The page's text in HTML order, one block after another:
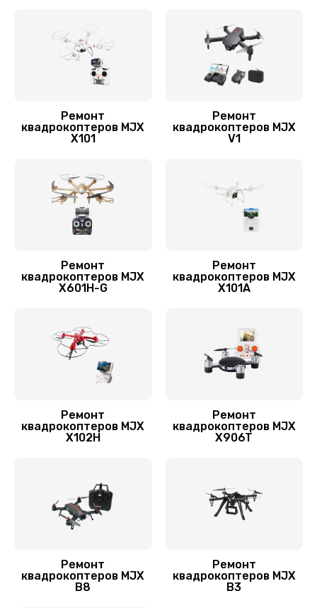
Замена лопасти
Ремонт камеры
Ремонт
квадрокоптеров MJX
X101
Ремонт
квадрокоптеров MJX
V1
Ремонт
квадрокоптеров MJX
X601H-G
Ремонт
квадрокоптеров MJX
X101A
Ремонт
квадрокоптеров MJX
X102H
Ремонт
квадрокоптеров MJX
X906T
Ремонт
квадрокоптеров MJX
B8
Ремонт
квадрокоптеров MJX
B3